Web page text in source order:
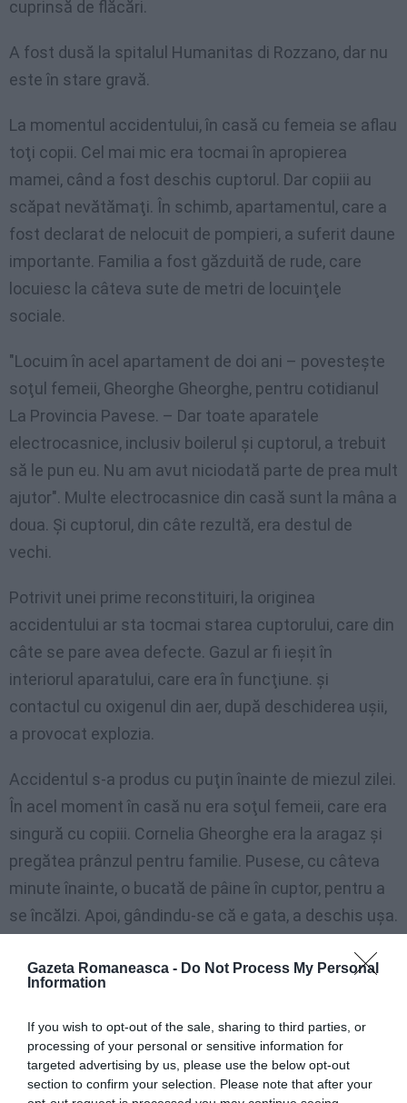
Gazeta Romaneasca - Do Not Process My Personal
Information
If you wish to opt-out of the sale, sharing to third parties, or
processing of your personal or sensitive information for
targeted advertising by us, please use the below opt-out
section to confirm your selection. Please note that after your
cuprinsă de flăcări.
A fost dusă la spitalul Humanitas di Rozzano, dar nu
este în stare gravă.
La momentul accidentului, în casă cu femeia se aflau
toţi copii. Cel mai mic era tocmai în apropierea
mamei, când a fost deschis cuptorul. Dar copiii au
scăpat nevătămaţi. În schimb, apartamentul, care a
fost declarat de nelocuit de pompieri, a suferit daune
importante. Familia a fost găzduită de rude, care
locuiesc la câteva sute de metri de locuinţele
sociale.
"Locuim în acel apartament de doi ani – povesteşte
soţul femeii, Gheorghe Gheorghe, pentru cotidianul
La Provincia Pavese. – Dar toate aparatele
electrocasnice, inclusiv boilerul şi cuptorul, a trebuit
să le pun eu. Nu am avut niciodată parte de prea mult
ajutor". Multe electrocasnice din casă sunt la mâna a
doua. Şi cuptorul, din câte rezultă, era destul de
vechi.
Potrivit unei prime reconstituiri, la originea
accidentului ar sta tocmai starea cuptorului, care din
câte se pare avea defecte. Gazul ar fi ieşit în
interiorul aparatului, care era în funcţiune. şi
contactul cu oxigenul din aer, după deschiderea uşii,
a provocat explozia.
Accidentul s-a produs cu puţin înainte de miezul zilei.
În acel moment în casă nu era soţul femeii, care era
singură cu copiii. Cornelia Gheorghe era la aragaz şi
pregătea prânzul pentru familie. Pusese, cu câteva
minute înainte, o bucată de pâine în cuptor, pentru a
se încălzi. Apoi, gândindu-se că e gata, a deschis uşa.
Explozia a dus la spargerea ferestrelor şi la ruperea
câţiva metri distanţă, în curtea spre care dau
ferestrele locuinţelor sociale. La faţa locului au sosit
imediat ambulanţele, carabinierii şi pompierii, în timp